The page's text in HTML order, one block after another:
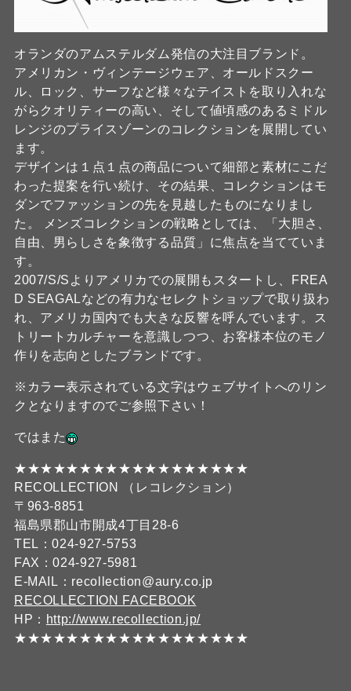
オランダのアムステルダム発信の大注目ブランド。
アメリカン・ヴィンテージウェア、オールドスクー
ル、ロック、サーフなど様々なテイストを取り入れな
がらクオリティーの高い、そして値頃感のあるミドル
レンジのプライスゾーンのコレクションを展開してい
ます。
デザインは１点１点の商品について細部と素材にこだ
わった提案を行い続け、その結果、コレクションはモ
ダンでファッションの先を見越したものになりまし
た。 メンズコレクションの戦略としては、「大胆さ、
自由、男らしさを象徴する品質」に焦点を当てていま
す。
2007/S/Sよりアメリカでの展開もスタートし、FREA
D SEAGALなどの有力なセレクトショップで取り扱わ
れ、アメリカ国内でも大きな反響を呼んでいます。ス
トリートカルチャーを意識しつつ、お客様本位のモノ
作りを志向としたブランドです。
※カラー表示されている文字はウェブサイトへのリン
クとなりますのでご参照下さい！
ではまた
★★★★★★★★★★★★★★★★★★
RECOLLECTION （レコレクション）
〒963-8851
福島県郡山市開成4丁目28-6
TEL：024-927-5753
FAX：024-927-5981
E-MAIL：recollection@aury.co.jp
RECOLLECTION FACEBOOK
HP： http://www.recollection.jp/
★★★★★★★★★★★★★★★★★★